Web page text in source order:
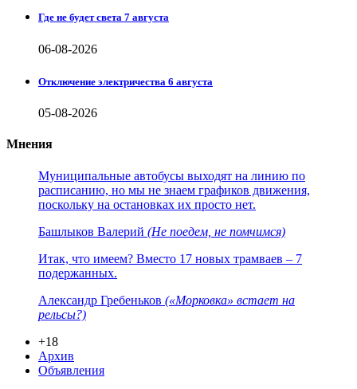
Где не будет света 7 августа
06-08-2026
Отключение электричества 6 августа
05-08-2026
Мнения
Муниципальные автобусы выходят на линию по
расписанию, но мы не знаем графиков движения,
поскольку на остановках их просто нет.
Башлыков Валерий (Не поедем, не помчимся)
Итак, что имеем? Вместо 17 новых трамваев – 7
подержанных.
Александр Гребеньков («Морковка» встает на
рельсы?)
+18
Архив
Объявления